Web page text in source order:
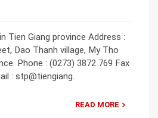
Tien Giang province Address :
Dao Thanh village, My Tho
Phone : (0273) 3872 769 Fax
: stp@tiengiang.
READ MORE